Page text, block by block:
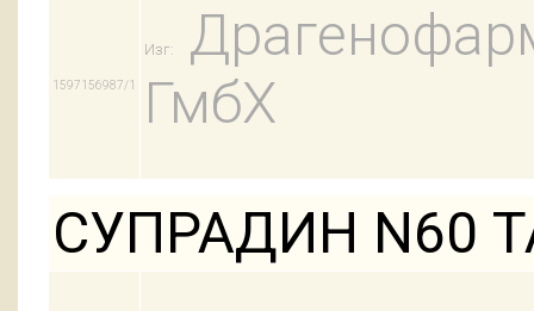
1597156987/1
Изг:
ГмбХ
СУПРАДИН N60